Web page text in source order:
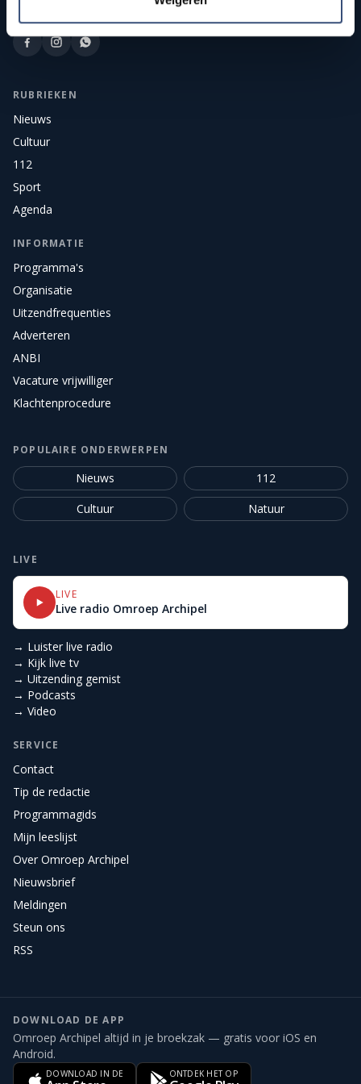
nieuws, sport, cultuur, en live radio en tv voor het eiland.
RUBRIEKEN
Nieuws
Cultuur
112
Sport
Agenda
INFORMATIE
Programma's
Organisatie
Uitzendfrequenties
Adverteren
ANBI
Vacature vrijwilliger
Klachtenprocedure
POPULAIRE ONDERWERPEN
Nieuws
112
Cultuur
Natuur
LIVE
LIVE
Live radio Omroep Archipel
→ Luister live radio
→ Kijk live tv
→ Uitzending gemist
→ Podcasts
→ Video
SERVICE
Contact
Tip de redactie
Programmagids
Mijn leeslijst
Over Omroep Archipel
Nieuwsbrief
Meldingen
Steun ons
RSS
DOWNLOAD DE APP
Omroep Archipel altijd in je broekzak — gratis voor iOS en
Android.
DOWNLOAD IN DE ONTDEK HET OP